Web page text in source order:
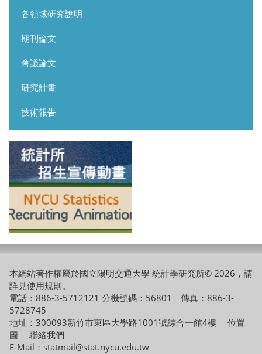
各領域研究說明
期刊論文
會議論文
研究計畫
技術報告
本網站著作權屬於國立陽明交通大學 統計學研究所© 2026，請
詳見使用規則。
電話：886-3-5712121 分機號碼：56801 傳真：886-3-
5728745
地址：300093新竹市東區大學路1001號綜合一館4樓 位置
圖
聯絡我們
E-Mail：statmail@stat.nycu.edu.tw